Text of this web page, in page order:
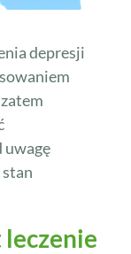
depresji
uwagę